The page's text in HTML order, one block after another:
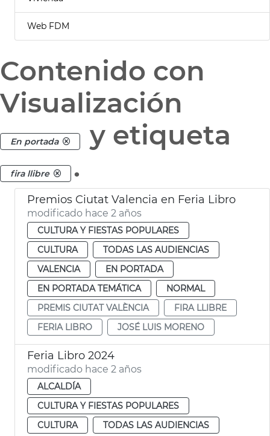
Web FDM
Contenido con
Visualización
En portada y etiqueta
fira llibre .
Premios Ciutat Valencia en Feria Libro
modificado hace 2 años
CULTURA Y FIESTAS POPULARES
CULTURA
TODAS LAS AUDIENCIAS
VALENCIA
EN PORTADA
EN PORTADA TEMÁTICA
NORMAL
PREMIS CIUTAT VALÈNCIA
FIRA LLIBRE
FERIA LIBRO
JOSÉ LUIS MORENO
Feria Libro 2024
modificado hace 2 años
ALCALDÍA
CULTURA Y FIESTAS POPULARES
CULTURA
TODAS LAS AUDIENCIAS